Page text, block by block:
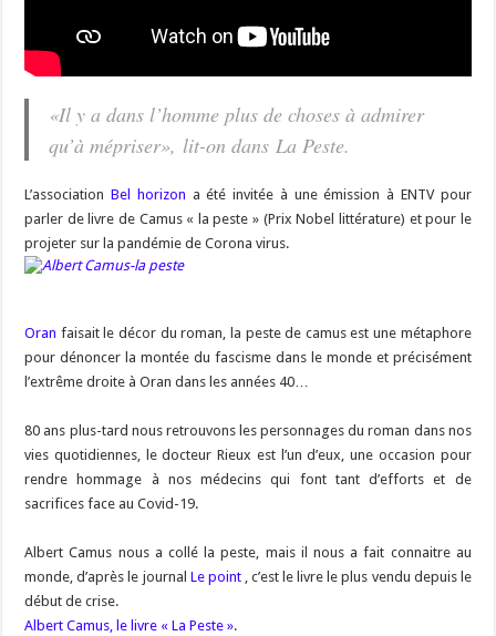
«Il y a dans l’homme plus de choses à admirer
qu’à mépriser», lit-on dans La Peste.
L’associationBel horizon a été invitée à une émission à ENTV pour
parler de livre de Camus « la peste » (Prix Nobel littérature) et pour le
projeter sur la pandémie de Corona virus.
Oran faisait le décor du roman, la peste de camus est une métaphore
pour dénoncer la montée du fascisme dans le monde et précisément
l’extrême droite à Oran dans les années 40…
80 ans plus-tard nous retrouvons les personnages du roman dans nos
vies quotidiennes, le docteur Rieux est l’un d’eux, une occasion pour
rendre hommage à nos médecins qui font tant d’efforts et de
sacrifices face au Covid-19.
Albert Camus nous a collé la peste, mais il nous a fait connaitre au
monde, d’après le journal Le point, c’est le livre le plus vendu depuis le
début de crise.
Albert Camus, le livre « La Peste ».